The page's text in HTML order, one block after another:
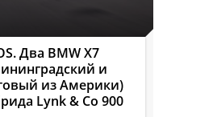
Два BMW X7
и
из Америки)
Lynk & Co 900